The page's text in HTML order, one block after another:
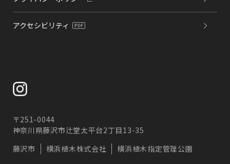
アクセシビリティ
〒251-0044
神奈川県藤沢市辻堂太平台2丁目13-35
藤沢市
横浜植木株式会社 横浜植木指定管理公園